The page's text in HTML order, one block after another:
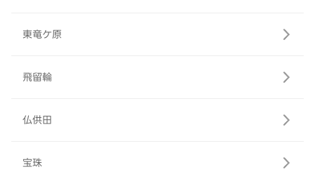
東竜ケ原
飛留輪
仏供田
宝珠